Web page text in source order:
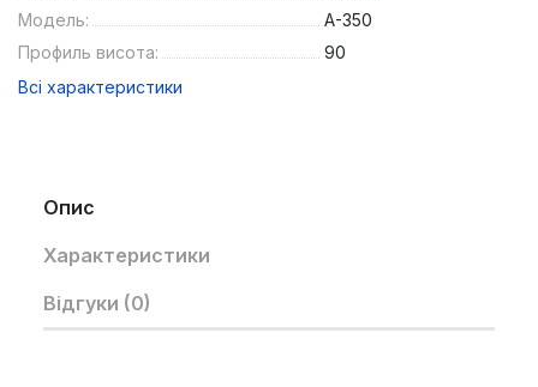
Модель:
A-350
Профиль висота:
90
Всі характеристики
Опис
Характеристики
Відгуки (0)